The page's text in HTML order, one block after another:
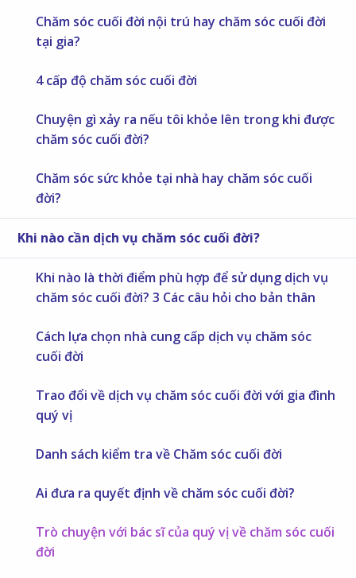
Chăm sóc cuối đời nội trú hay chăm sóc cuối đời
tại gia?
4 cấp độ chăm sóc cuối đời
Chuyện gì xảy ra nếu tôi khỏe lên trong khi được
chăm sóc cuối đời?
Chăm sóc sức khỏe tại nhà hay chăm sóc cuối
đời?
Khi nào cần dịch vụ chăm sóc cuối đời?
Khi nào là thời điểm phù hợp để sử dụng dịch vụ
chăm sóc cuối đời? 3 Các câu hỏi cho bản thân
Cách lựa chọn nhà cung cấp dịch vụ chăm sóc
cuối đời
Trao đổi về dịch vụ chăm sóc cuối đời với gia đình
quý vị
Danh sách kiểm tra về Chăm sóc cuối đời
Ai đưa ra quyết định về chăm sóc cuối đời?
Trò chuyện với bác sĩ của quý vị về chăm sóc cuối
đời